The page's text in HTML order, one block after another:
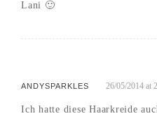
Lani 🙂
ANDYSPARKLES 26/05/2014 at
Ich hatte diese Haarkreide